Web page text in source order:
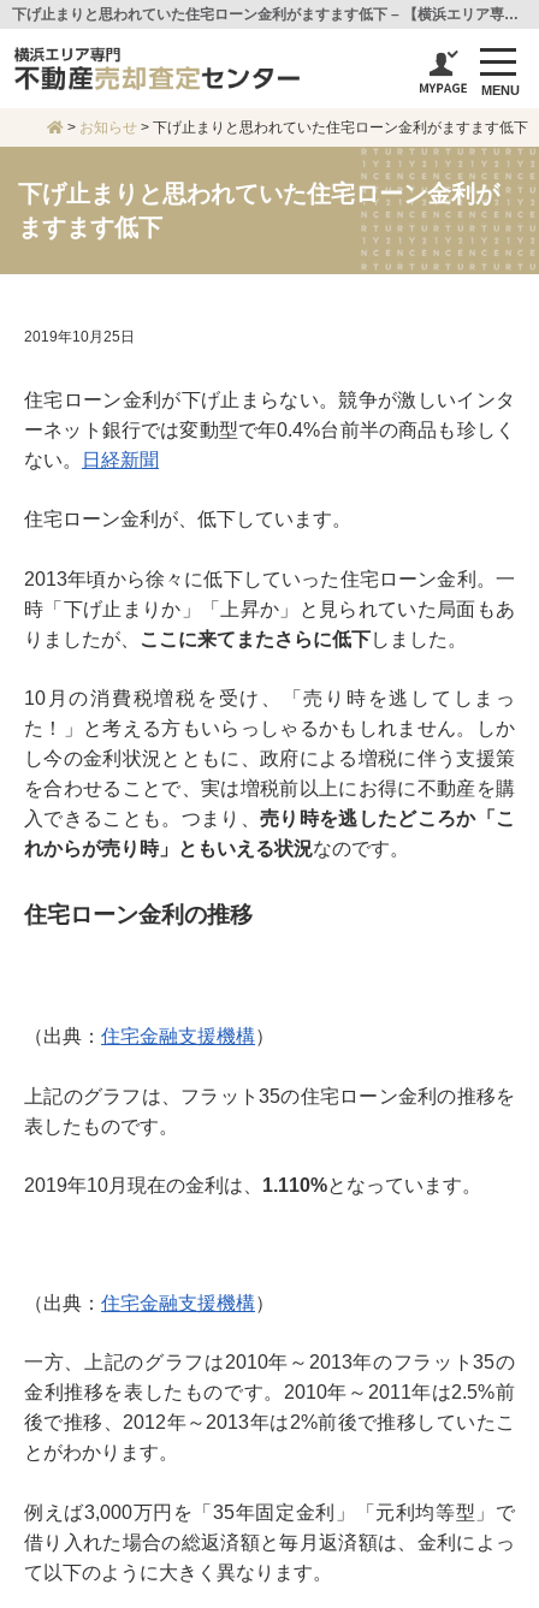
下げ止まりと思われていた住宅ローン金利がますます低下 – 【横浜エリア専門不動産売却査定センター】センチュリー21アイ建設
MENU
> お知らせ > 下げ止まりと思われていた住宅ローン金利がますます低下
下げ止まりと思われていた住宅ローン金利が
ますます低下
2019年10月25日
住宅ローン金利が下げ止まらない。競争が激しいインタ
ーネット銀行では変動型で年0.4%台前半の商品も珍しく
ない。
日経新聞
住宅ローン金利が、低下しています。
2013年頃から徐々に低下していった住宅ローン金利。一
時「下げ止まりか」「上昇か」と見られていた局面もあ
りましたが、
ここに来てまたさらに低下しました。
10月の消費税増税を受け、「売り時を逃してしまっ
た！」と考える方もいらっしゃるかもしれません。しか
し今の金利状況とともに、政府による増税に伴う支援策
を合わせることで、実は増税前以上にお得に不動産を購
入できることも。つまり、 売り時を逃したどころか「こ
れからが売り時」ともいえる状況なのです。
住宅ローン金利の推移
（出典： 住宅金融支援機構）
上記のグラフは、フラット35の住宅ローン金利の推移を
表したものです。
2019年10月現在の金利は、 1.110%となっています。
（出典： 住宅金融支援機構）
一方、上記のグラフは2010年～2013年のフラット35の
金利推移を表したものです。2010年～2011年は2.5%前
後で推移、2012年～2013年は2%前後で推移していたこ
とがわかります。
例えば3,000万円を「35年固定金利」「元利均等型」で
借り入れた場合の総返済額と毎月返済額は、金利によっ
て以下のように大きく異なります。